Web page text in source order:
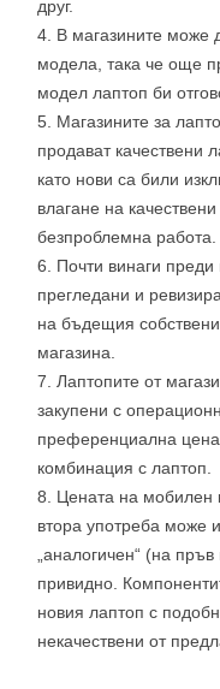
друг.
В магазините може
модела, така че още
модел лаптоп би
Магазините за
продават качествени
като нови са били
влагане на
безпроблемна работа.
Почти винаги
прегледани и
на бъдещия
магазина.
Лаптопите от
закупени с
преференциална
комбинация с лаптоп.
Цената на мобилен
втора употреба може
„аналогичен“ (на
привидно.
новия лаптоп с
некачествени от